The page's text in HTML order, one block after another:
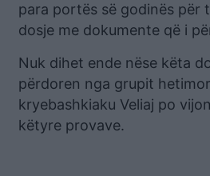
para portës së godinës për
dosje me dokumente që i
Nuk dihet ende nëse këta
përdoren nga grupit
kryebashkiaku Veliaj po
këtyre provave.